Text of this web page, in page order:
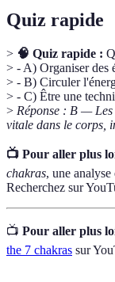
Quiz rapide
> 🧠 Quiz rapide :
> - A) Organiser des
> - B) Circuler
> - C) Être une
> Réponse : B —
vitale dans le corps,
📺 Pour aller plus
chakras, une
Recherchez sur
📺 Pour aller plus
the 7 chakras sur